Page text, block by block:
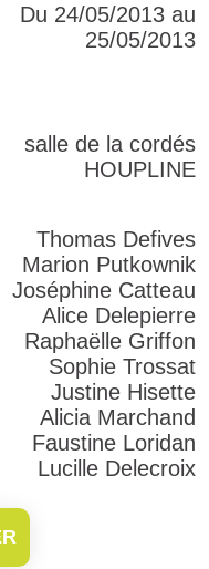
Du 24/05/2013 au
25/05/2013
salle de la cordés
HOUPLINE
Thomas Defives
Marion Putkownik
Joséphine Catteau
Alice Delepierre
Raphaëlle Griffon
Sophie Trossat
Justine Hisette
Alicia Marchand
Faustine Loridan
Lucille Delecroix